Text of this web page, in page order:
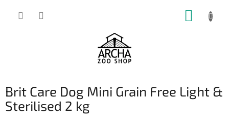
Brit Care Dog Mini Grain Free Light &
Sterilised 2 kg